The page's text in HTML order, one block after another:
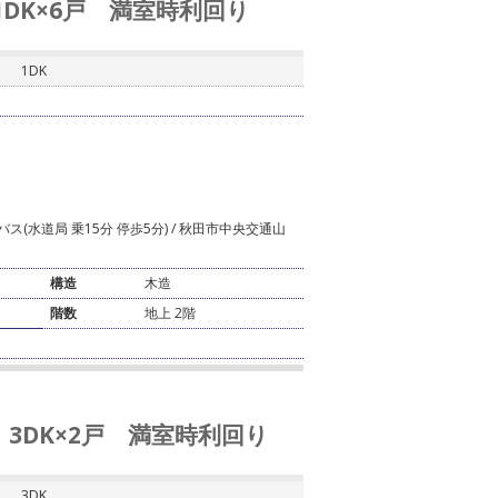
戸 満室時利回り
1DK
ス(水道局 乗15分 停歩5分) / 秋田市中央交通山
構造
木造
階数
地上 2階
戸 満室時利回り